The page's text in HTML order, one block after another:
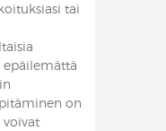
tai
epäilemättä
on
voivat